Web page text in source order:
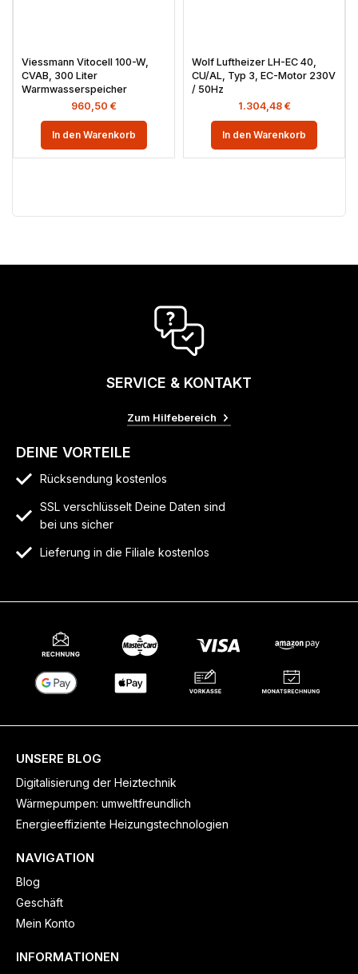
Viessmann Vitocell 100-W,
CVAB, 300 Liter
Warmwasserspeicher
960,50 €
In den Warenkorb
Wolf Luftheizer LH-EC 40,
CU/AL, Typ 3, EC-Motor 230V
/ 50Hz
1.304,48 €
In den Warenkorb
SERVICE & KONTAKT
Zum Hilfebereich
DEINE VORTEILE
Rücksendung kostenlos
SSL verschlüsselt Deine Daten sind
bei uns sicher
Lieferung in die Filiale kostenlos
UNSERE BLOG
Digitalisierung der Heiztechnik
Wärmepumpen: umweltfreundlich
Energieeffiziente Heizungstechnologien
NAVIGATION
Blog
Geschäft
Mein Konto
INFORMATIONEN